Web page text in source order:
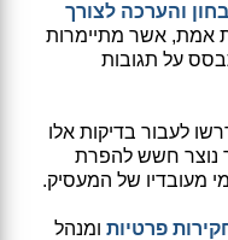
והערכה לצורך
אמת, אשר מתיימרות
על תגובות
לעבור בדיקות אלו
נוצר חשש להפרת
מעובדיו של המעסיק.
פרטיות ומנהל